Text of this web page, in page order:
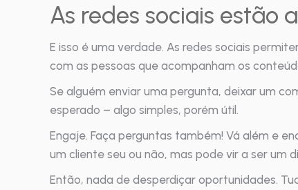
As redes sociais estão
E isso é uma verdade. As redes sociais
com as pessoas que acompanham os
Se alguém enviar uma pergunta, deixar um
esperado – algo simples, porém útil.
Engaje. Faça perguntas também! Vá além e
um cliente seu ou não, mas pode vir a ser um
Então, nada de desperdiçar oportunidades.